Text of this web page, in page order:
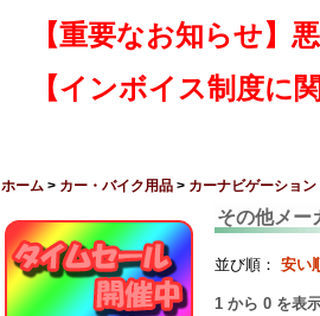
【重要なお知らせ】
【インボイス制度に
ホーム > カー・バイク用品 > カーナビゲーション
その他メー
並び順： 安い
1 から 0 を表